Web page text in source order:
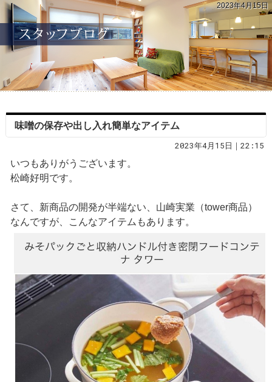
2023年4月15日
味噌の保存や出し入れ簡単なアイテム
2023年4月15日｜22:15
いつもありがうございます。
松崎好明です。
さて、新商品の開発が半端ない、山崎実業（tower商品）
なんですが、こんなアイテムもあります。